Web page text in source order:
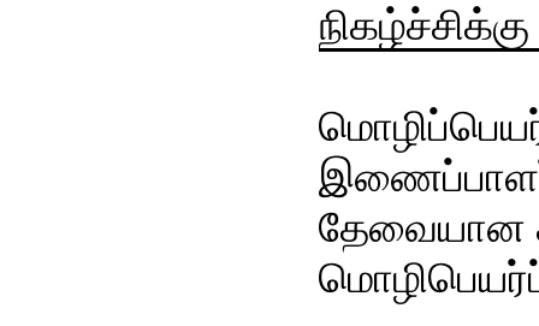
இணைப்பாளர்
தேவையான